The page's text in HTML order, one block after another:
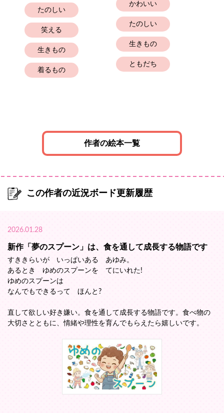
たのしい
笑える
生きもの
着るもの
かわいい
たのしい
生きもの
ともだち
作者の絵本一覧
この作者の近況ボード更新履歴
2026.01.28
新作「夢のスプーン」は、食を通して成長する物語です
すききらいが いっぱいある あゆみ。
あるとき ゆめのスプーンを てにいれた!
ゆめのスプーンは
なんでもできるって ほんと?
直して欲しい好き嫌い。食を通して成長する物語です。食べ物の
大切さとともに、情緒や理性を育んでもらえたら嬉しいです。